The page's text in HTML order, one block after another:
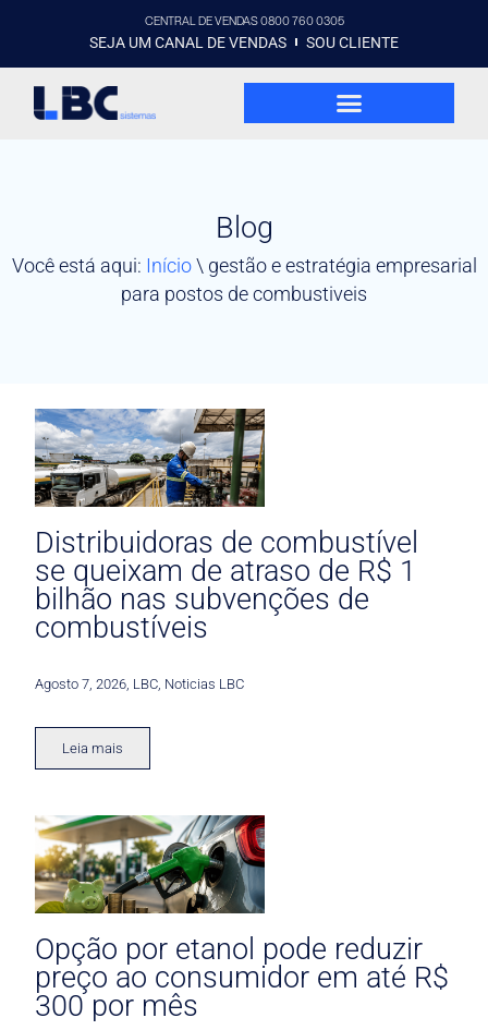
CENTRAL DE VENDAS 0800 760 0305
SEJA UM CANAL DE VENDAS SOU CLIENTE
Blog
Você está aqui: Início\ gestão e estratégia empresarial
para postos de combustiveis
Distribuidoras de combustível
se queixam de atraso de R$ 1
bilhão nas subvenções de
combustíveis
Agosto 7, 2026 LBC Noticias LBC
Leia mais
Opção por etanol pode reduzir
preço ao consumidor em até R$
300 por mês